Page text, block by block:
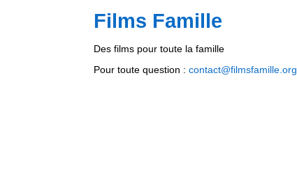
Films Famille
Des films pour toute la famille
Pour toute question :contact@filmsfamille.org